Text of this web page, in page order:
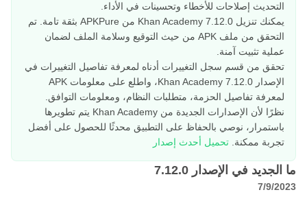
التحديث إصلاحات للأخطاء وتحسينات في الأداء.
يمكنك تنزيل Khan Academy 7.12.0 من APKPure بثقة تامة. تم
التحقق من ملف APK من حيث التوقيع وسلامة الملف لضمان
عملية تثبيت آمنة.
تحقق من قسم سجل التغييرات أدناه لمعرفة تفاصيل التغييرات في
الإصدار Khan Academy 7.12.0، واطلع على معلومات APK
لمعرفة تفاصيل الحزمة، متطلبات النظام، ومعلومات التوافق.
نظرًا لأن الإصدارات الجديدة من Khan Academy يتم تطويرها
باستمرار، نوصي بالحفاظ على التطبيق محدثًا للحصول على أفضل
تجربة ممكنة. تحميل أحدث إصدار
ما الجديد في الإصدار 7.12.0
7/9/2023